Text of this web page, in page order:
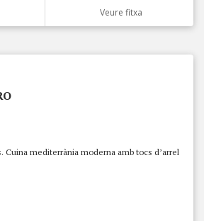
Veure fitxa
Cuina mediterrània moderna amb tocs d’arrel